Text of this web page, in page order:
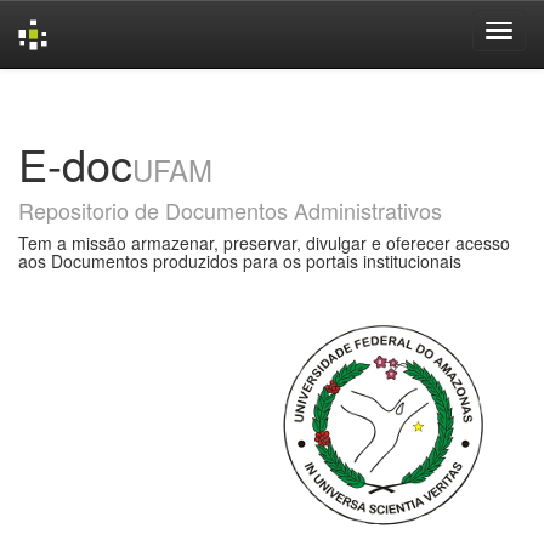
E-docUFAM
Repositorio de Documentos Administrativos
Tem a missão armazenar, preservar, divulgar e oferecer acesso
aos Documentos produzidos para os portais institucionais